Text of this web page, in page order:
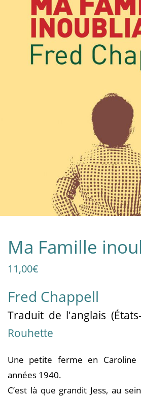
Ma Famille
11,00€
Fred Chappell
Traduit de l'anglais
Rouhette
Une petite ferme en
années 1940.
C’est là que grandit Jess, au